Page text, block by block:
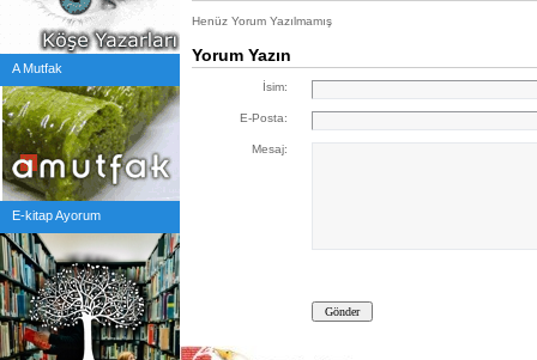
A Mutfak
E-kitap Ayorum
Henüz Yorum Yazılmamış
Yorum Yazın
İsim:
E-Posta:
Mesaj: